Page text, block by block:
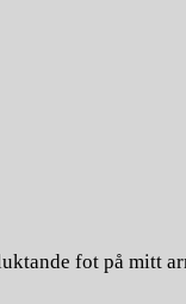
fot på mitt